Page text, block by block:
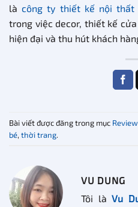
làcông ty thiết kế nội thất
trong việc decor, thiết kế
hiện đại và thu hút khách
Bài viết được đăng trong mục
bé, thời trang.
VU DUNG
Tôi làVu